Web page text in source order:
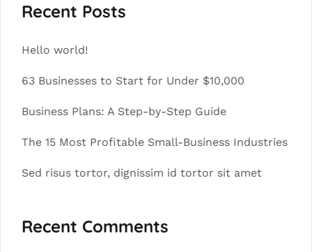
Recent Posts
Hello world!
63 Businesses to Start for Under $10,000
Business Plans: A Step-by-Step Guide
The 15 Most Profitable Small-Business Industries
Sed risus tortor, dignissim id tortor sit amet
Recent Comments